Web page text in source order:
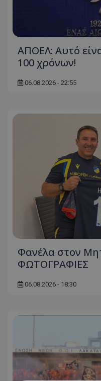
ΑΠΟΕΛ: Αυτό
100 χρόνων!
06.08.2026 - 22:55
Φανέλα στον
ΦΩΤΟΓΡΑΦΙΕΣ
06.08.2026 - 18:30